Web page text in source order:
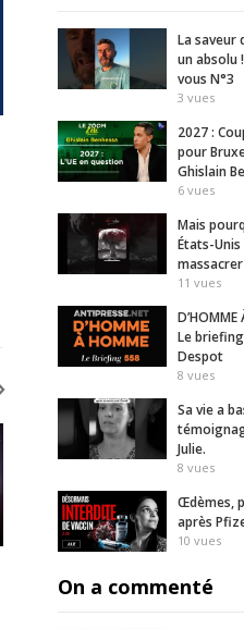
quai
La saveur
un absolu
vous N°3
3 vues
2027 :
pour
Ghislain
6 vues
Mais
États-
11 vues
Le
Despot
8 vues
Sa vie a
Julie.
8 vues
Œdèmes,
après
10 vues
On a commenté